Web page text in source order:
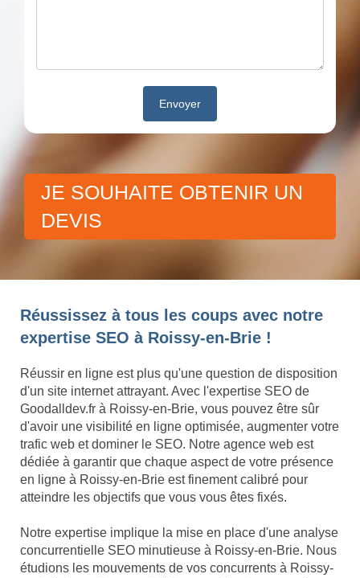
JE SOUHAITE OBTENIR UN
DEVIS
Réussissez à tous les coups avec notre
expertise SEO à Roissy-en-Brie !
Réussir en ligne est plus qu'une question de disposition
d'un site internet attrayant. Avec l'expertise SEO de
Goodalldev.fr à Roissy-en-Brie, vous pouvez être sûr
d'avoir une visibilité en ligne optimisée, augmenter votre
trafic web et dominer le SEO. Notre agence web est
dédiée à garantir que chaque aspect de votre présence
en ligne à Roissy-en-Brie est finement calibré pour
atteindre les objectifs que vous vous êtes fixés.
Notre expertise implique la mise en place d'une analyse
concurrentielle SEO minutieuse à Roissy-en-Brie. Nous
étudions les mouvements de vos concurrents à Roissy-